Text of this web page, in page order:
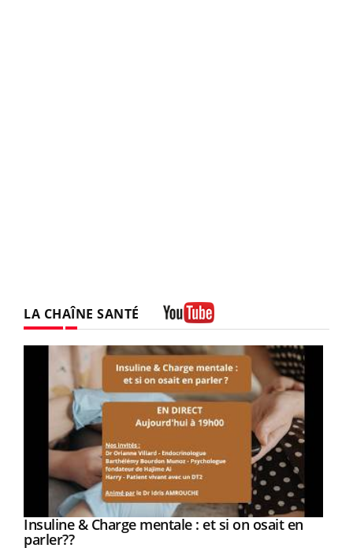
LA CHAÎNE SANTÉ
Youtube
Insuline & Charge mentale : et si on osait en
parler??Youtube